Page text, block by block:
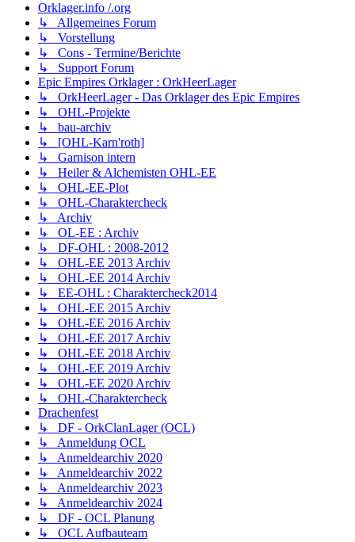
Orklager.info /.org
↳ Allgemeines Forum
↳ Vorstellung
↳ Cons - Termine/Berichte
↳ Support Forum
Epic Empires Orklager : OrkHeerLager
↳ OrkHeerLager - Das Orklager des Epic Empires
↳ OHL-Projekte
↳ bau-archiv
↳ [OHL-Karn'roth]
↳ Garnison intern
↳ Heiler & Alchemisten OHL-EE
↳ OHL-EE-Plot
↳ OHL-Charaktercheck
↳ Archiv
↳ OL-EE : Archiv
↳ DF-OHL : 2008-2012
↳ OHL-EE 2013 Archiv
↳ OHL-EE 2014 Archiv
↳ EE-OHL : Charaktercheck2014
↳ OHL-EE 2015 Archiv
↳ OHL-EE 2016 Archiv
↳ OHL-EE 2017 Archiv
↳ OHL-EE 2018 Archiv
↳ OHL-EE 2019 Archiv
↳ OHL-EE 2020 Archiv
↳ OHL-Charaktercheck
Drachenfest
↳ DF - OrkClanLager (OCL)
↳ Anmeldung OCL
↳ Anmeldearchiv 2020
↳ Anmeldearchiv 2022
↳ Anmeldearchiv 2023
↳ Anmeldearchiv 2024
↳ DF - OCL Planung
↳ OCL Aufbauteam